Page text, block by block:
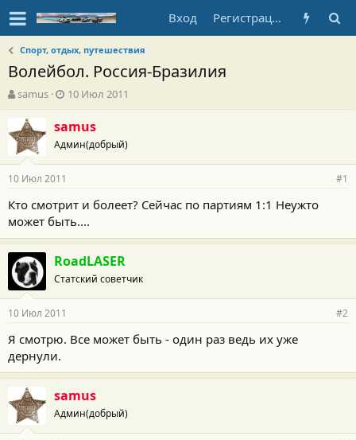
Вход Регистрация
Спорт, отдых, путешествия
Волейбол. Россия-Бразилия
А
в
о
р
т
е
м
ы
samus
Д
а
т
а
н
а
а
л
а
10 Июл 2011
samus
Админ(добрый)
10 Июл 2011 #1
Кто смотрит и болеет? Сейчас по партиям 1:1 Неужто
может быть....
RoadLASER
Статский советчик
10 Июл 2011 #2
Я смотрю. Все может быть - один раз ведь их уже
дернули.
samus
Админ(добрый)